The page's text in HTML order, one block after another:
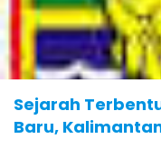
Sejarah
Baru,